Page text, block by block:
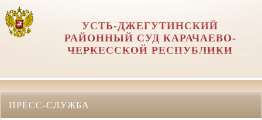
УСТЬ-ДЖЕГУТИНСКИЙ
РАЙОННЫЙ СУД КАРАЧАЕВО-
ЧЕРКЕССКОЙ РЕСПУБЛИКИ
ПРЕСС-СЛУЖБА